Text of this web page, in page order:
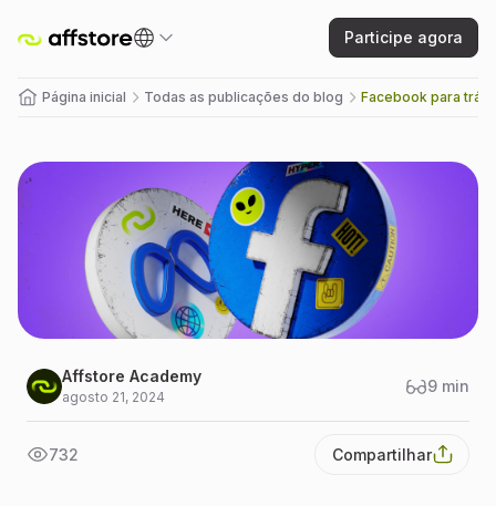
Participe agora
Página inicial Todas as publicações do blog Facebook para
Affstore Academy
agosto 21, 2024
9 min
732 Compartilhar